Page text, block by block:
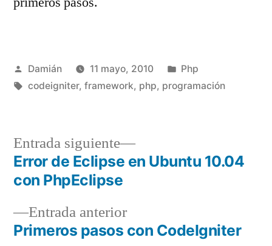
Publicado
por
Damián 11 mayo, 2010
Publicado
en
Php
Etiquetas:
codeigniter, framework, php, programación
Navegación
entradas
Entrada anteriorEntrada
anterior:
Primeros pasos con CodeIgniter
Entrada siguiente
Entrada
siguiente:
Error de Eclipse en Ubuntu 10.04
con PhpEclipse